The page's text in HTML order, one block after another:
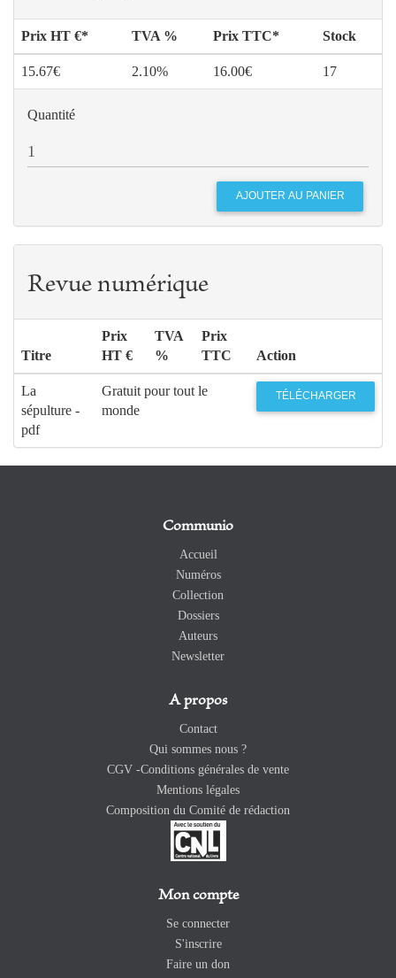
Prix HT €* TVA % Prix TTC* Stock
15.67€ 2.10% 16.00€ 17
Quantité
Revue numérique
Titre
Prix
HT €
TVA
%
Prix
TTC
Action
La
sépulture -
pdf
Gratuit pour tout le
monde
TÉLÉCHARGER
Communio
Accueil
Numéros
Collection
Dossiers
Auteurs
Newsletter
A propos
Contact
Qui sommes nous ?
CGV -Conditions générales de vente
Mentions légales
Composition du Comité de rédaction
Mon compte
Se connecter
S'inscrire
Faire un don